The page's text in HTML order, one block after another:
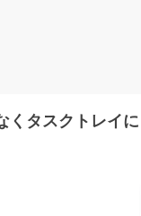
くタスクトレイに